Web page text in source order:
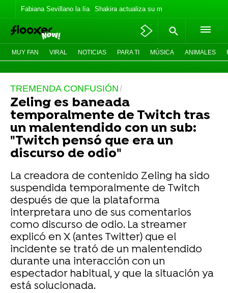
Fabiana Sevillano la lía Shakira actualiza su meme
MUY FAN VIRAL NOTICIAS PARA TI MÚSICA ANIMALES
TREMENDA CONFUSIÓN
Zeling es baneada
temporalmente de Twitch tras
un malentendido con un sub:
"Twitch pensó que era un
discurso de odio"
La creadora de contenido Zeling ha sido
suspendida temporalmente de Twitch
después de que la plataforma
interpretara uno de sus comentarios
como discurso de odio. La streamer
explicó en X (antes Twitter) que el
incidente se trató de un malentendido
durante una interacción con un
espectador habitual, y que la situación ya
está solucionada.